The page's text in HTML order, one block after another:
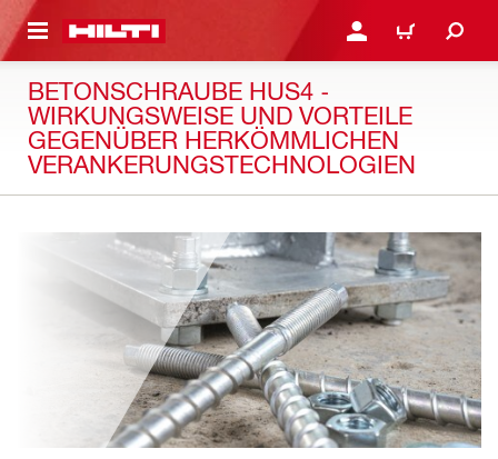
ANMELDEN ODER
WARENKORB
BETONSCHRAUBE HUS4 -
WIRKUNGSWEISE UND VORTEILE
GEGENÜBER HERKÖMMLICHEN
VERANKERUNGSTECHNOLOGIEN